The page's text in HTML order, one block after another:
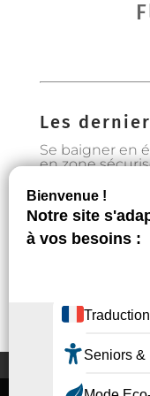
Les
Se baigner en
en zone
Préservons la
les bons gestes
Gestion de
les particuliers
Fortes
📣Enquête
casier
Auzeville :
Ce site utilise des
expérience de